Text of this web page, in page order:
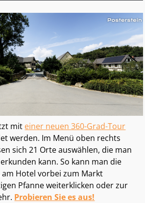
mit einer neuen 360-Grad-Tour
werden. Im Menü oben rechts
sich 21 Orte auswählen, die man
kann. So kann man die
Hotel vorbei zum Markt
Pfanne weiterklicken oder zur
Probieren Sie es aus!